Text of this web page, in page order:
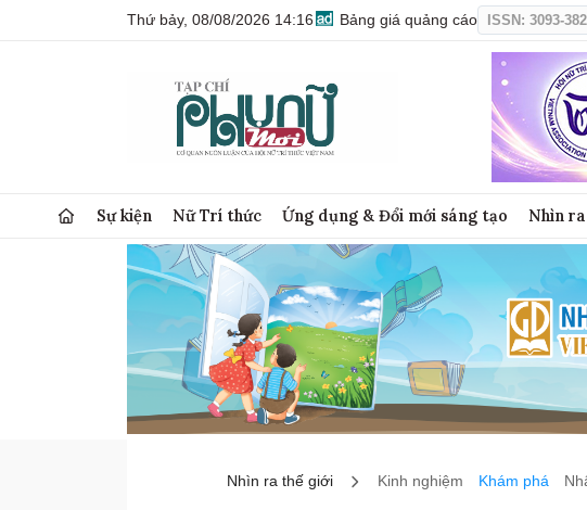
Thứ bảy, 08/08/2026 14:16 Bảng giá quảng cáo ISSN: 3093-
Sự kiện Nữ Trí thức Ứng dụng & Đổi mới sáng tạo Nhìn
Nhìn ra thế giới Kinh nghiệm Khám phá